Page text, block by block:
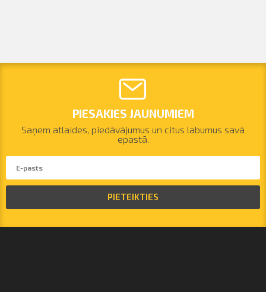
PIESAKIES JAUNUMIEM
Saņem atlaides, piedāvājumus un citus labumus savā
epastā.
PIETEIKTIES